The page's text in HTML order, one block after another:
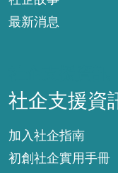
最新消息
社企支援資
加入社企指南
初創社企實用手冊